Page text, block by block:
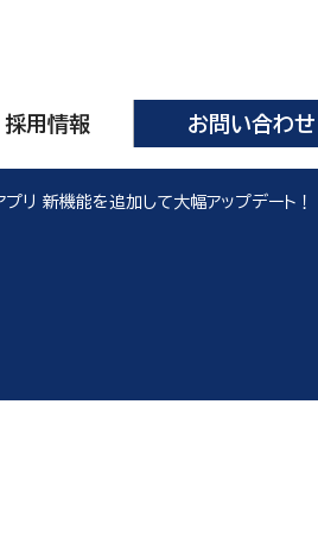
採用情報 お問い合わせ
プリ 新機能を追加して大幅アップデート！